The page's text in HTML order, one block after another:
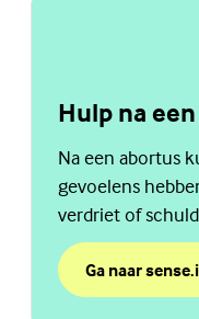
Hulp na
Na een abortus
gevoelens
verdriet of
praten!
Ga naar
over Hulp na
(Externe link)